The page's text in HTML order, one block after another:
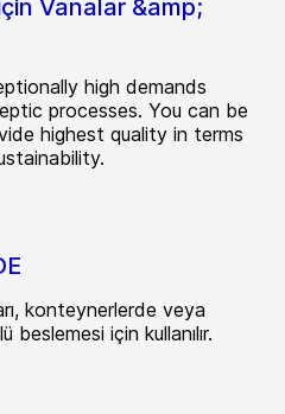
Vanalar &amp;
high demands
processes. You can be
highest quality in terms
konteynerlerde veya
beslemesi için kullanılır.